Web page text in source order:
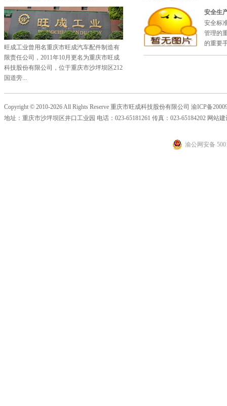
旺成工业曾用名重庆市旺成汽车配件制造有
限责任公司，2011年10月更名为重庆市旺成
科技股份有限公司，位于重庆市沙坪坝区212
国道旁...
安全生
安全标
管理的
的重要
Copyright © 2010-2026 All Rights Reserve 重庆市旺成科技股份有限公司 渝ICP备
地址：重庆市沙坪坝区井口工业园 电话：023-65181261 传真：023-65184202 网站
渝公网安备